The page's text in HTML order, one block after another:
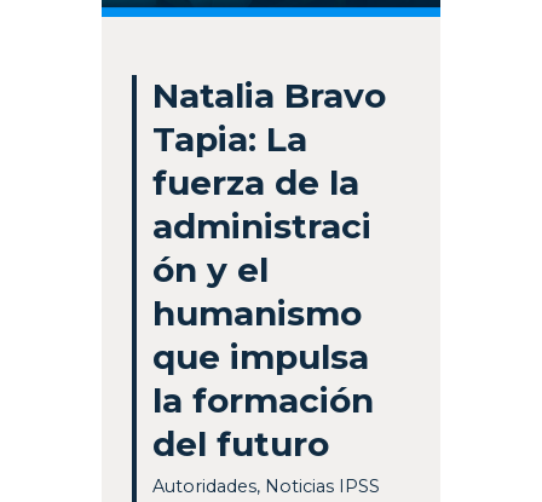
Natalia Bravo
Tapia: La
fuerza de la
administraci
ón y el
humanismo
que impulsa
la formación
del futuro
Autoridades, Noticias IPSS